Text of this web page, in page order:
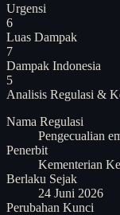
Urgensi
6
Luas Dampak
7
Dampak Indonesia
5
Analisis Regulasi &
Nama Regulasi
Pengecualian
Penerbit
Kementerian
Berlaku Sejak
24 Juni 2026
Perubahan Kunci